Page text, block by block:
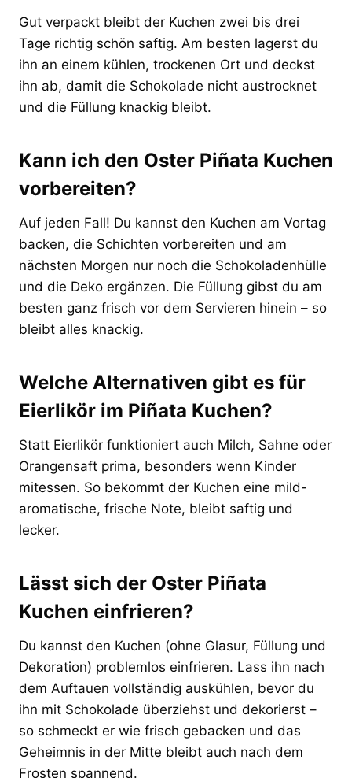
Gut verpackt bleibt der Kuchen zwei bis drei
Tage richtig schön saftig. Am besten lagerst du
ihn an einem kühlen, trockenen Ort und deckst
ihn ab, damit die Schokolade nicht austrocknet
und die Füllung knackig bleibt.
Kann ich den Oster Piñata Kuchen
vorbereiten?
Auf jeden Fall! Du kannst den Kuchen am Vortag
backen, die Schichten vorbereiten und am
nächsten Morgen nur noch die Schokoladenhülle
und die Deko ergänzen. Die Füllung gibst du am
besten ganz frisch vor dem Servieren hinein – so
bleibt alles knackig.
Welche Alternativen gibt es für
Eierlikör im Piñata Kuchen?
Statt Eierlikör funktioniert auch Milch, Sahne oder
Orangensaft prima, besonders wenn Kinder
mitessen. So bekommt der Kuchen eine mild-
aromatische, frische Note, bleibt saftig und
lecker.
Lässt sich der Oster Piñata
Kuchen einfrieren?
Du kannst den Kuchen (ohne Glasur, Füllung und
Dekoration) problemlos einfrieren. Lass ihn nach
dem Auftauen vollständig auskühlen, bevor du
ihn mit Schokolade überziehst und dekorierst –
so schmeckt er wie frisch gebacken und das
Geheimnis in der Mitte bleibt auch nach dem
Frosten spannend.